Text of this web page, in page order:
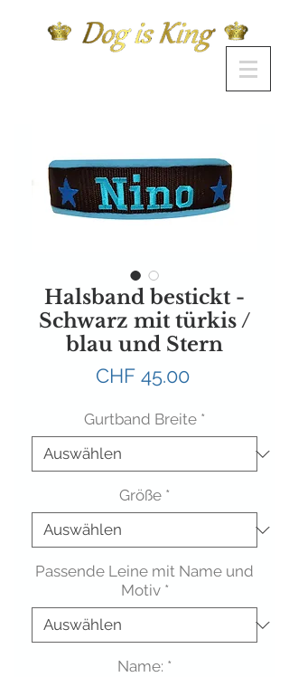
Halsband bestickt -
Schwarz mit türkis /
blau und Stern
CHF 45.00Preis
Gurtband Breite *
Größe *
Passende Leine mit Name und
Motiv *
Name: *